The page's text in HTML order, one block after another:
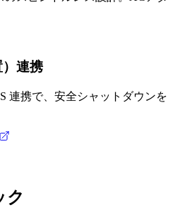
連携
連携で、安全シャットダウンを
ク